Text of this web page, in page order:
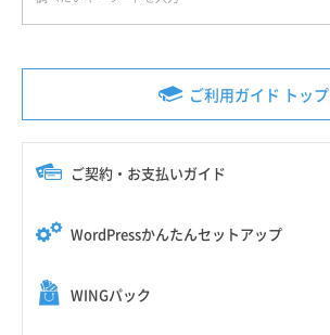
ご利用ガイド トップ
ご契約・お支払いガイド
WordPressかんたんセットアップ
WINGパック